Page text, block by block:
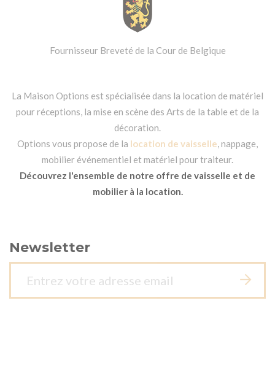
Fournisseur Breveté de la Cour de Belgique
La Maison Options est spécialisée dans la location de matériel
pour réceptions, la mise en scène des Arts de la table et de la
décoration.
Options vous propose de la location de vaisselle , nappage,
mobilier événementiel et matériel pour traiteur.
Découvrez l'ensemble de notre offre de vaisselle et de
mobilier à la location.
Newsletter